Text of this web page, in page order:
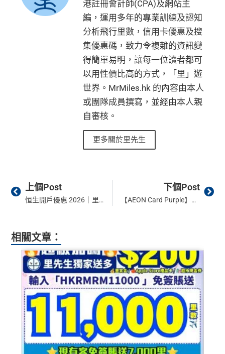
港註冊會計師(CPA)及網站主
編，運用多年的專業訓練及認知
分析飛行里數，信用卡優惠及搜
集優惠碼，致力令複雜的資訊變
得簡單易明，讓每一位讀者都可
以用性價比高的方式，「里」遊
世界。MrMiles.hk 的內容由本人
或團隊成員撰寫，並經由本人親
自審核。
更多關於里先生
Prev
上個Post
恒生開戶優惠 2026｜里先生優惠碼HS001 開立Preferred Banking賺港幣300超市現金券+里先生88里賞金！迎新高達HK$9,488獎賞！
下個Post
【AEON Card Purple】用里先生優惠碼「MILEAEON」成功申請迎新賺高達$800回贈或6,400里數！本地餐飲 交通 AEON Stores 簽賬高達6%回贈或$2.1/里！
相關文章：